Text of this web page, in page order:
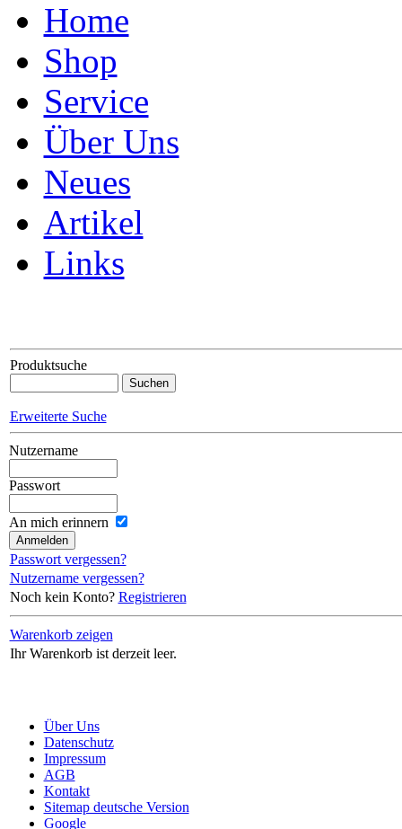
Home
Shop
Service
Über Uns
Neues
Artikel
Links
Produktsuche
Erweiterte Suche
Nutzername
Passwort
An mich erinnern
Passwort vergessen?
Nutzername vergessen?
Noch kein Konto? Registrieren
Warenkorb zeigen
Ihr Warenkorb ist derzeit leer.
Über Uns
Datenschutz
Impressum
AGB
Kontakt
Sitemap deutsche Version
Google